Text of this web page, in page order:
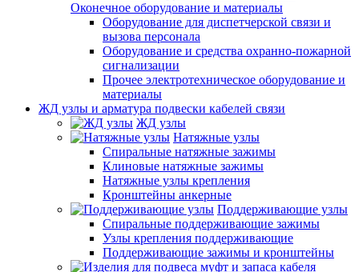
Оконечное оборудование и материалы
Оборудование для диспетчерской связи и
вызова персонала
Оборудование и средства охранно-пожарной
сигнализации
Прочее электротехническое оборудование и
материалы
ЖД узлы и арматура подвески кабелей связи
ЖД узлы
Натяжные узлы
Спиральные натяжные зажимы
Клиновые натяжные зажимы
Натяжные узлы крепления
Кронштейны анкерные
Поддерживающие узлы
Спиральные поддерживающие зажимы
Узлы крепления поддерживающие
Поддерживающие зажимы и кронштейны